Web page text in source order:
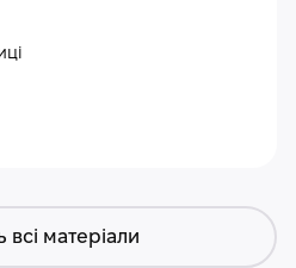
всі матеріали